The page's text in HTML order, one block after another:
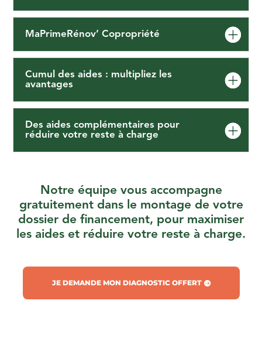
MaPrimeRénov’ Copropriété
Cumul des aides : multipliez les
avantages
Des aides complémentaires pour
réduire votre reste à charge
Notre équipe vous accompagne
gratuitement dans le montage de votre
dossier de financement, pour maximiser
les aides et réduire votre reste à charge.
JE DEMANDE MON DIAGNOSTIC OFFERT